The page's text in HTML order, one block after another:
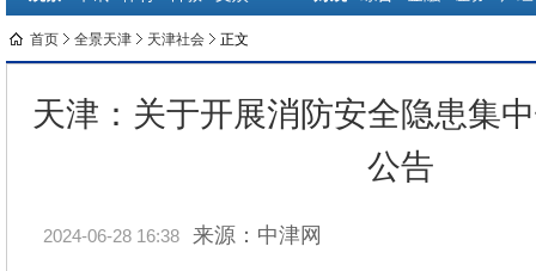
首页 全景天津 天津社会 正文
天津：关于开展消防安全隐患集
公告
2024-06-28 16:38 来源：中津网